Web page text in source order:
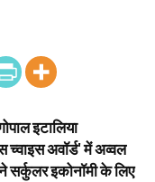
इटालिया
च्वाइस अवॉर्ड' में अव्वल
इकोनॉमी के लिए